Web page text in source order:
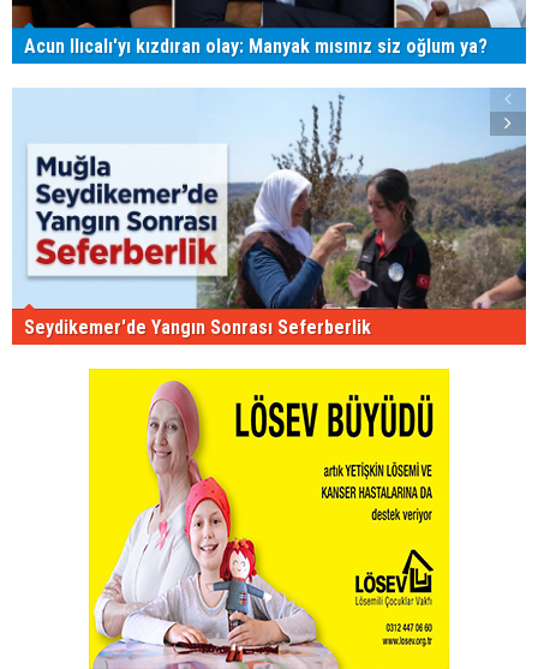
Acun Ilıcalı'yı kızdıran olay: Manyak mısınız siz oğlum ya?
Seydikemer'de Yangın Sonrası Seferberlik